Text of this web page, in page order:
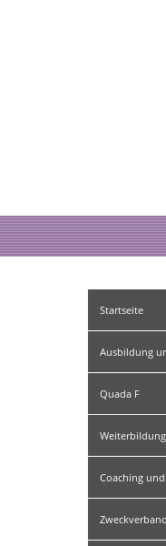
Startseite
Ausbildung
Quada F
Coaching
Zweckverband